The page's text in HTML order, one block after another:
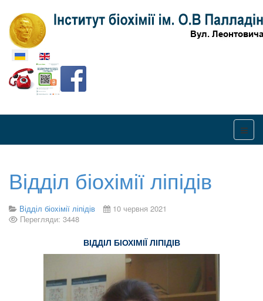
Оберіть свою мову
Відділ біохімії ліпідів
Відділ біохімії ліпідів
10 червня 2021
Перегляди: 3448
ВІДДІЛ БІОХІМІЇ ЛІПІДІВ